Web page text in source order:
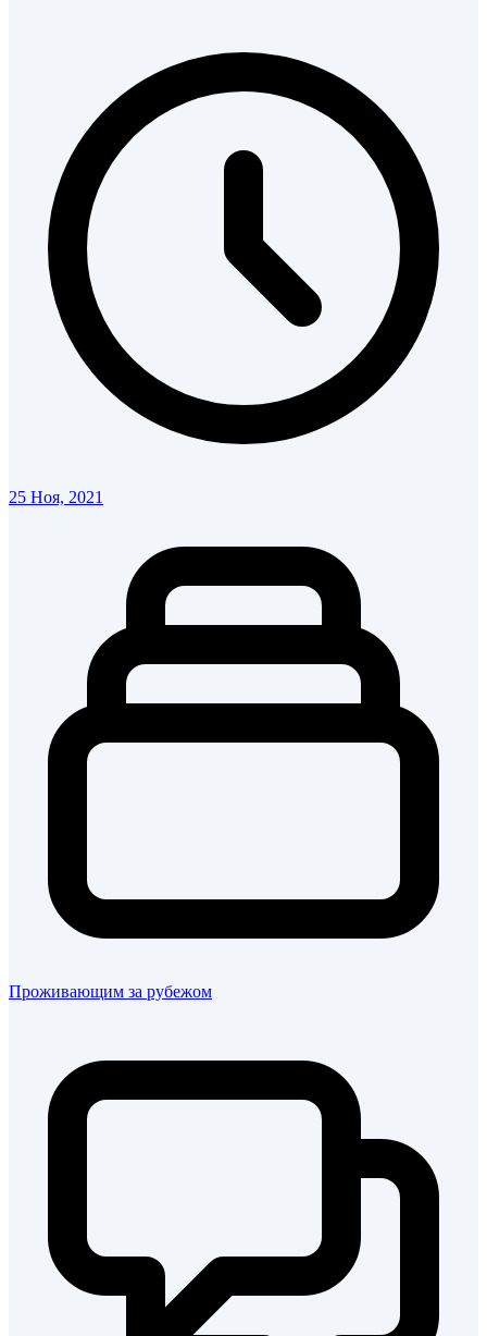
25 Ноя, 2021
Проживающим за рубежом